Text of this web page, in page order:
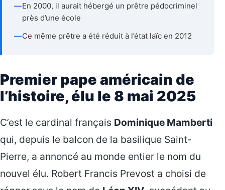
—En 2000, il aurait hébergé un prêtre pédocriminel
près d’une école
—Ce même prêtre a été réduit à l’état laïc en 2012
Premier pape américain de
l’histoire, élu le 8 mai 2025
C’est le cardinal français Dominique Mamberti
qui, depuis le balcon de la basilique Saint-
Pierre, a annoncé au monde entier le nom du
nouvel élu. Robert Francis Prevost a choisi de